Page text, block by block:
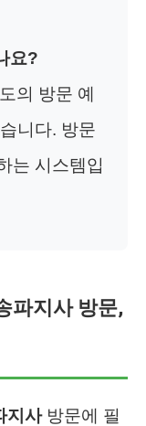
요?
의 방문 예
니다. 방문
는 시스템입
파지사 방문,
지사방문에 필